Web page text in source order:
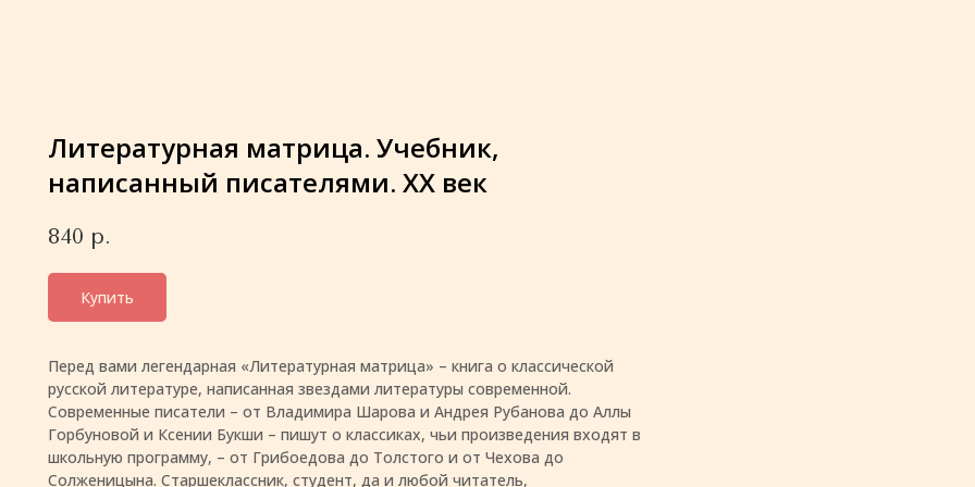
Литературная матрица. Учебник,
написанный писателями. XX век
840 р.
Купить
Перед вами легендарная «Литературная матрица» – книга о классической
русской литературе, написанная звездами литературы современной.
Современные писатели – от Владимира Шарова и Андрея Рубанова до Аллы
Горбуновой и Ксении Букши – пишут о классиках, чьи произведения входят в
школьную программу, – от Грибоедова до Толстого и от Чехова до
Солженицына. Старшеклассник, студент, да и любой читатель,